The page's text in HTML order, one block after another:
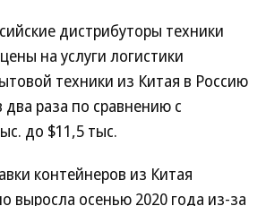
дистрибуторы техники
на услуги логистики
техники из Китая в Россию
раза по сравнению с
до $11,5 тыс.
контейнеров из Китая
выросла осенью 2020 года из-за